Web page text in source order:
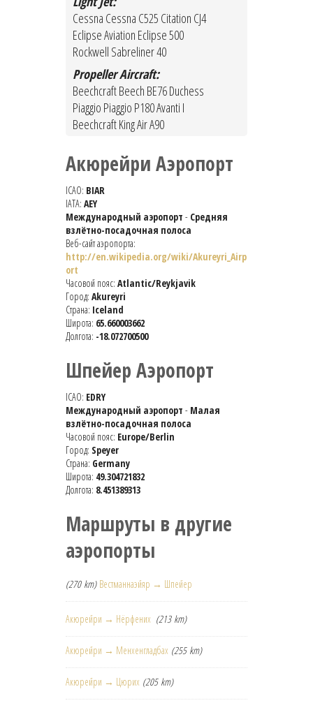
Cessna Cessna C525 Citation CJ4
Eclipse Aviation Eclipse 500
Rockwell Sabreliner 40
Propeller Aircraft:
Beechcraft Beech BE76 Duchess
Piaggio Piaggio P180 Avanti I
Beechcraft King Air A90
Акюрейри Аэропорт
ICAO: BIAR
IATA: AEY
Международный аэропорт - Средняя
взлётно-посадочная полоса
Веб-сайт аэропорта:
http://en.wikipedia.org/wiki/Akureyri_Airp
ort
Часовой пояс: Atlantic/Reykjavik
Город: Akureyri
Страна: Iceland
Широта: 65.660003662
Долгота: -18.072700500
Шпейер Аэропорт
ICAO: EDRY
Международный аэропорт - Малая
взлётно-посадочная полоса
Часовой пояс: Europe/Berlin
Город: Speyer
Страна: Germany
Широта: 49.304721832
Долгота: 8.451389313
Маршруты в другие
аэропорты
(270 km) Вестманнаэйяр → Шпейер
Акюрейри → Нёрфених (213 km)
Акюрейри → Менхенгладбах (255 km)
Акюрейри → Цюрих (205 km)